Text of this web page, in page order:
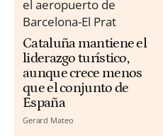
Cataluña mantiene el
liderazgo turístico,
aunque crece menos
que el conjunto de
España
Gerard Mateo